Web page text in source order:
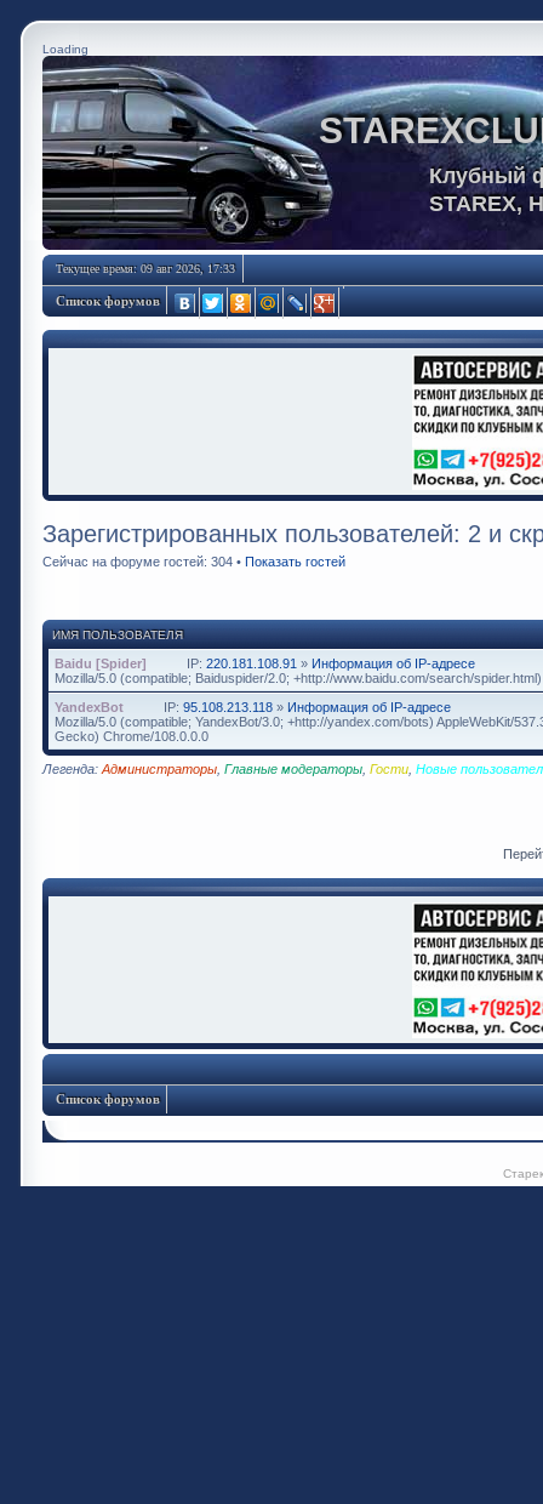
Loading
Клубный
STAREX,
Текущее время: 09 авг 2026, 17:33
Список форумов
Зарегистрированных пользователей: 2 и
Сейчас на форуме гостей: 304 • Показать гостей
ИМЯ ПОЛЬЗОВАТЕЛЯ
Baidu [Spider] IP: 220.181.108.91 » Информация об IP-адресе
Mozilla/5.0 (compatible; Baiduspider/2.0; +http://www.baidu.com/search/spider.html)
YandexBot
IP: 95.108.213.118 » Информация об IP-адресе
Mozilla/5.0 (compatible; YandexBot/3.0; +http://yandex.com/bots) AppleWebKit/
Gecko) Chrome/108.0.0.0
Легенда: Администраторы Главные модераторы Гости Новые
Список форумов